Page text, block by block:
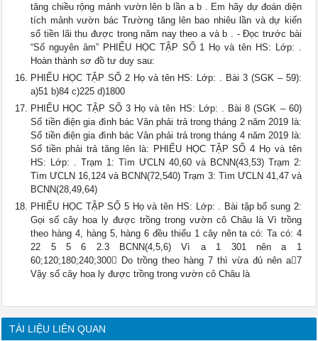
tăng chiều rộng mảnh vườn lên b lần a b . Em hãy dự đoán diện
tích mảnh vườn bác Trường tăng lên bao nhiêu lần và dự kiến
số tiền lãi thu được trong năm nay theo a và b . - Đọc trước bài
“Số nguyên âm” PHIẾU HỌC TẬP SỐ 1 Họ và tên HS: Lớp: .
Hoàn thành sơ đồ tư duy sau:
PHIẾU HỌC TẬP SỐ 2 Họ và tên HS: Lớp: . Bài 3 (SGK – 59):
a)51 b)84 c)225 d)1800
PHIẾU HỌC TẬP SỐ 3 Họ và tên HS: Lớp: . Bài 8 (SGK – 60)
Số tiền điện gia đình bác Vân phải trả trong tháng 2 năm 2019 là:
Số tiền điện gia đình bác Vân phải trả trong tháng 4 năm 2019 là:
Số tiền phải trả tăng lên là: PHIẾU HỌC TẬP SỐ 4 Họ và tên
HS: Lớp: . Trạm 1: Tìm ƯCLN 40,60 và BCNN(43,53) Trạm 2:
Tìm ƯCLN 16,124 và BCNN(72,540) Trạm 3: Tìm ƯCLN 41,47 và
BCNN(28,49,64)
PHIẾU HỌC TẬP SỐ 5 Họ và tên HS: Lớp: . Bài tập bổ sung 2:
Gọi số cây hoa ly được trồng trong vườn cô Châu là Vì trồng
theo hàng 4, hàng 5, hàng 6 đều thiếu 1 cây nên ta có: Ta có: 4
22 5 5 6 2.3 BCNN(4,5,6) Vì a 1 301 nên a 1
60;120;180;240;300 Do trồng theo hàng 7 thì vừa đủ nên a7
Vậy số cây hoa ly được trồng trong vườn cô Châu là
TÀI LIỆU LIÊN QUAN